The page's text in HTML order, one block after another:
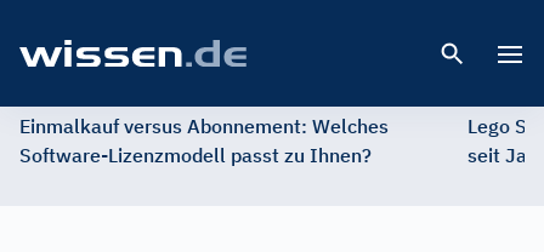
Einmalkauf versus Abonnement: Welches
Software-Lizenzmodell passt zu Ihnen?
Lego
seit